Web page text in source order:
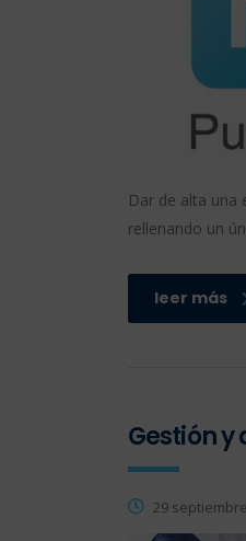
Dar de alta una
rellenando un
leer más
Gestión
29